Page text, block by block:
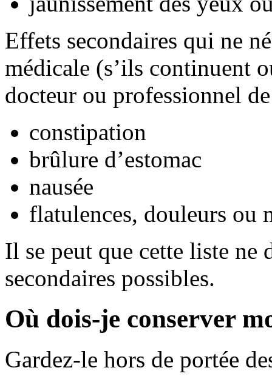
Effets secondaires qui ne
médicale (s’ils continuent
docteur ou professionnel
constipation
brûlure d’estomac
nausée
flatulences, douleurs ou
Il se peut que cette liste ne
secondaires possibles.
Où dois-je conserver
Gardez-le hors de portée